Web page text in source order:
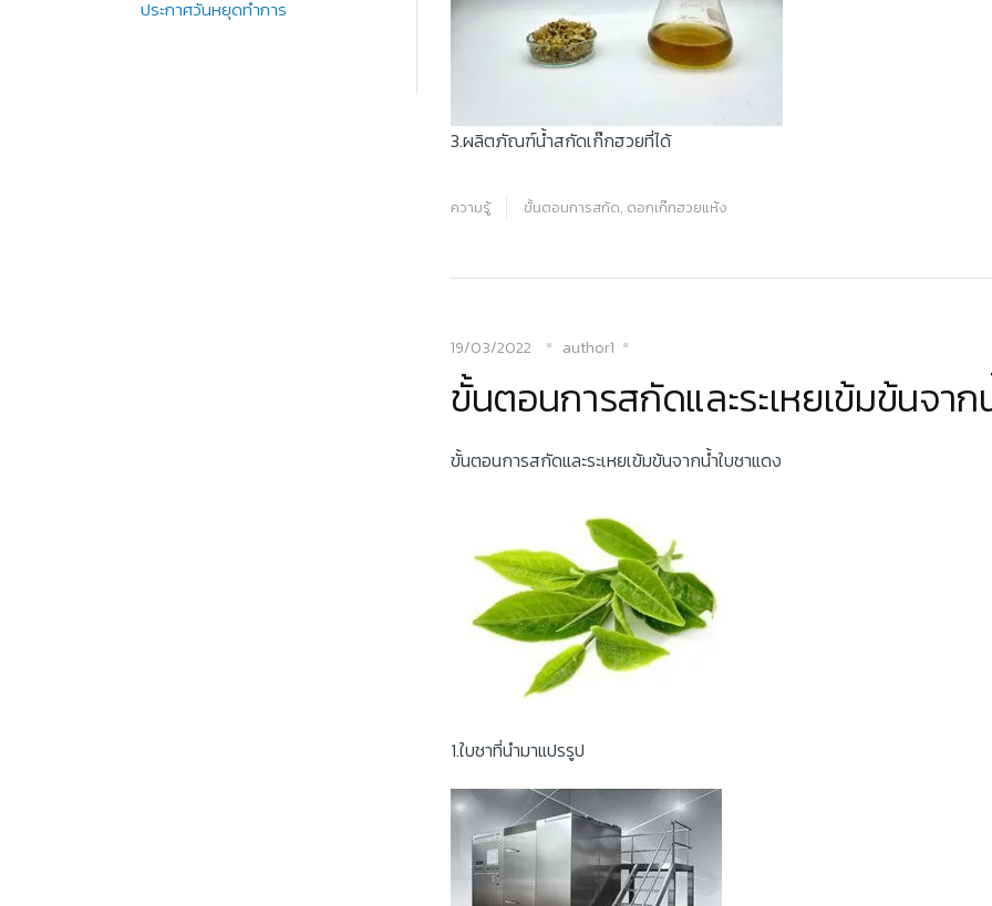
3.ผลิตภัณฑ์น้ำสกัดเก๊กฮวยที่ได้
ความรู้ ขั้นตอนการสกัด, ดอกเก๊กฮวยแห้ง
19/03/2022 author1
ขั้นตอนการสกัดและระเหยเข้มข้นจาก
ขั้นตอนการสกัดและระเหยเข้มข้นจากน้ำใบชาแดง
1.ใบชาที่นำมาแปรรูป
ประกาศวันหยุดทำการ